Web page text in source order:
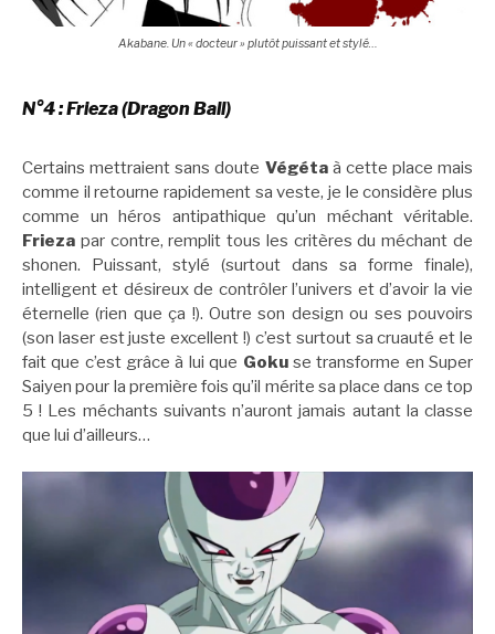
Akabane. Un « docteur » plutôt puissant et stylé…
N°4 : Frieza (Dragon Ball)
Certains mettraient sans doute Végétaà cette place mais
comme il retourne rapidement sa veste, je le considère plus
comme un héros antipathique qu’un méchant véritable.
Frieza par contre, remplit tous les critères du méchant de
shonen. Puissant, stylé (surtout dans sa forme finale),
intelligent et désireux de contrôler l’univers et d’avoir la vie
éternelle (rien que ça !). Outre son design ou ses pouvoirs
(son laser est juste excellent !) c’est surtout sa cruauté et le
fait que c’est grâce à lui que Gokuse transforme en Super
Saiyen pour la première fois qu’il mérite sa place dans ce top
5 ! Les méchants suivants n’auront jamais autant la classe
que lui d’ailleurs…